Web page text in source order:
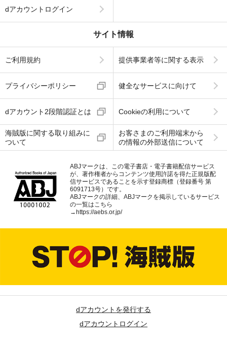
dアカウントログイン
サイト情報
ご利用規約 提供事業者等に関する表示
プライバシーポリシー 健全なサービスに向けて
dアカウント2段階認証とは Cookieの利用について
海賊版に関する取り組みに
ついて
お客さまのご利用端末から
の情報の外部送信について
ABJマークは、この電子書店・電子書籍配信サービス
が、著作権者からコンテンツ使用許諾を得た正規版配
信サービスであることを示す登録商標（登録番号 第
6091713号）です。
ABJマークの詳細、ABJマークを掲示しているサービス
の一覧はこちら
→https://aebs.or.jp/
dアカウントを発行する
dアカウントログイン